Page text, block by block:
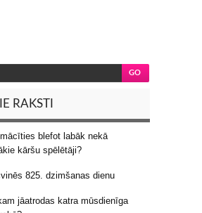
RAKSTI
blefot labāk nekā
kāršu spēlētāji?
825. dzimšanas dienu
jāatrodas katra mūsdienīga